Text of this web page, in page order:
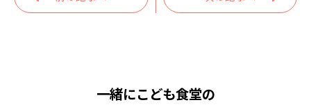
一緒にこども食堂の